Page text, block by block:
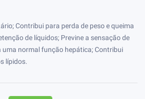
Contribui para perda de peso e queima
de líquidos; Previne a sensação de
uma normal função hepática; Contribui
lípidos.